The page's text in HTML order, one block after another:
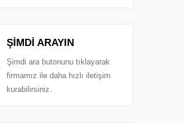
ŞİMDİ ARAYIN
Şimdi ara butonunu tıklayarak
firmamız ile daha hızlı iletişim
kurabilirsiniz.